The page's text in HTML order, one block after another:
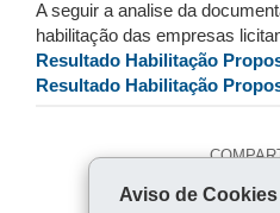
A seguir a analise da
habilitação das empresas
Resultado Habilitação
Resultado Habilitação
Fa
Aviso de Cookies